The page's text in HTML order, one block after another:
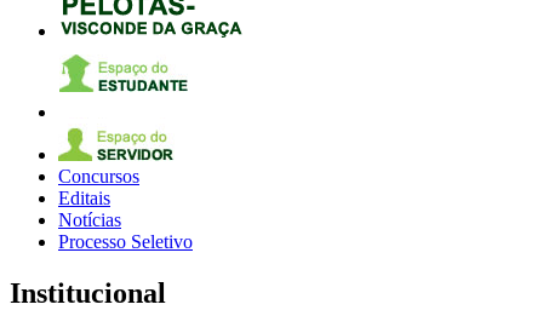
Concursos
Editais
Notícias
Processo Seletivo
Institucional